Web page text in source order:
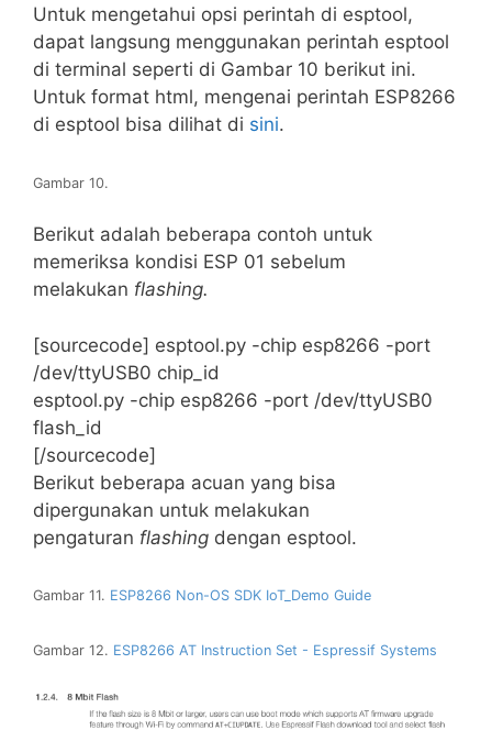
Untuk mengetahui opsi perintah di esptool,
dapat langsung menggunakan perintah esptool
di terminal seperti di Gambar 10 berikut ini.
Untuk format html, mengenai perintah ESP8266
di esptool bisa dilihat di sini.
Gambar 10.
Berikut adalah beberapa contoh untuk
memeriksa kondisi ESP 01 sebelum
melakukan flashing.
[sourcecode] esptool.py -chip esp8266 -port
/dev/ttyUSB0 chip_id
esptool.py -chip esp8266 -port /dev/ttyUSB0
flash_id
[/sourcecode]
Berikut beberapa acuan yang bisa
dipergunakan untuk melakukan
pengaturan flashing dengan esptool.
Gambar 11. ESP8266 Non-OS SDK IoT_Demo Guide
Gambar 12. ESP8266 AT Instruction Set - Espressif Systems